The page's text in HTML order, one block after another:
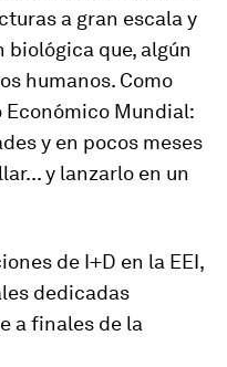
a gran escala y
que, algún
humanos. Como
Económico Mundial:
y en pocos meses
y lanzarlo en un
de I+D en la EEI,
dedicadas
a finales de la